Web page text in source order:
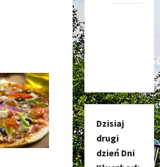
Dzisiaj
drugi
dzień Dni